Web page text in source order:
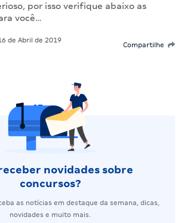
por isso verifique abaixo as
você…
de Abril de 2019
Compartilhe
novidades sobre
concursos?
as notícias em destaque da semana, dicas,
novidades e muito mais.